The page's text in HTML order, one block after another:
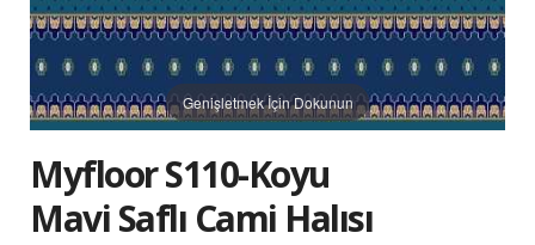
Genişletmek İçin Dokunun
Myfloor S110-Koyu
Mavi Saflı Cami Halısı